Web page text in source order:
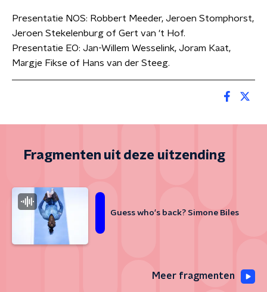
Presentatie NOS: Robbert Meeder, Jeroen Stomphorst,
Jeroen Stekelenburg of Gert van 't Hof.
Presentatie EO: Jan-Willem Wesselink, Joram Kaat,
Margje Fikse of Hans van der Steeg.
Fragmenten uit deze uitzending
Guess who's back? Simone Biles
Meer fragmenten